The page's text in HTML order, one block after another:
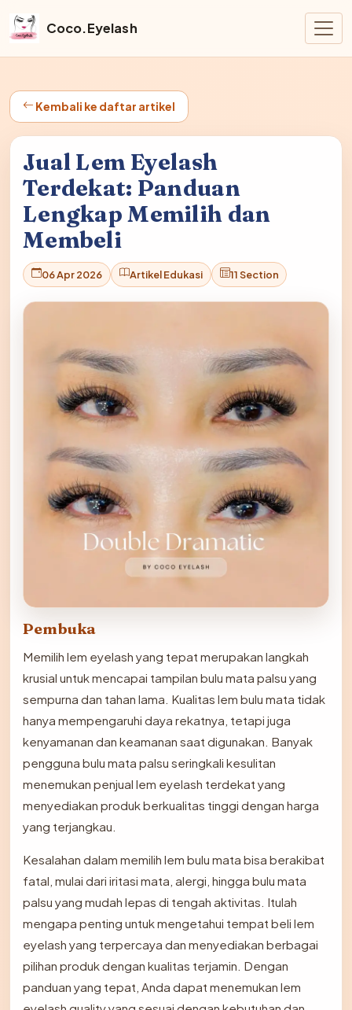
Coco.Eyelash
Kembali ke daftar artikel
Jual Lem Eyelash
Terdekat: Panduan
Lengkap Memilih dan
Membeli
06 Apr 2026 Artikel Edukasi 11 Section
Pembuka
Memilih lem eyelash yang tepat merupakan langkah
krusial untuk mencapai tampilan bulu mata palsu yang
sempurna dan tahan lama. Kualitas lem bulu mata tidak
hanya mempengaruhi daya rekatnya, tetapi juga
kenyamanan dan keamanan saat digunakan. Banyak
pengguna bulu mata palsu seringkali kesulitan
menemukan penjual lem eyelash terdekat yang
menyediakan produk berkualitas tinggi dengan harga
yang terjangkau.
Kesalahan dalam memilih lem bulu mata bisa berakibat
fatal, mulai dari iritasi mata, alergi, hingga bulu mata
palsu yang mudah lepas di tengah aktivitas. Itulah
mengapa penting untuk mengetahui tempat beli lem
eyelash yang terpercaya dan menyediakan berbagai
pilihan produk dengan kualitas terjamin. Dengan
panduan yang tepat, Anda dapat menemukan lem